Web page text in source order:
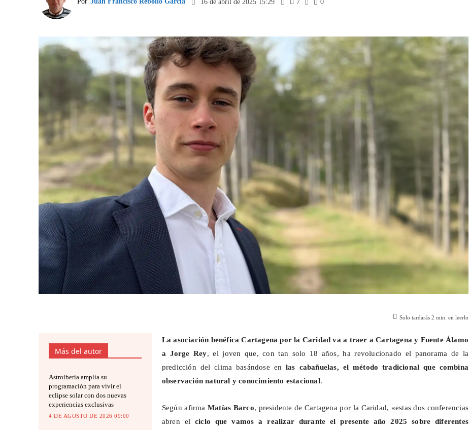
16 de abril de 2025 15:29 7 0
Solo tardarás2 min. en leerlo
Más del autor
Astroiberia amplía su
programación para vivir el
eclipse solar con dos nuevas
experiencias exclusivas
4 DE AGOSTO DE 2026 09:00
La asociación benéfica Cartagena por la Caridad va a traer a Cartagena y Fuente Álamo
a Jorge Rey, el joven que, con tan solo 18 años, ha revolucionado el panorama de la
predicción del clima basándose enlas cabañuelas, el método tradicional que combina
observación natural y conocimiento estacional.
Según afirmaMatías Barco, presidente de Cartagena por la Caridad, «estas dos conferencias
abren el ciclo que vamos a realizar durante el presente año 2025 sobre diferentes